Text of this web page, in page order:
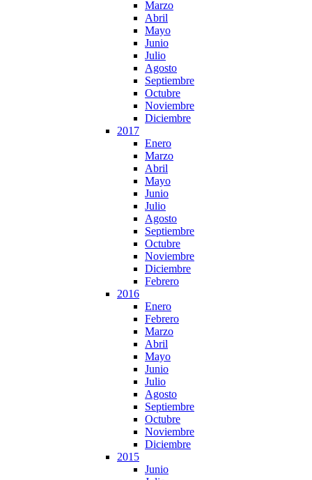
Marzo
Abril
Mayo
Junio
Julio
Agosto
Septiembre
Octubre
Noviembre
Diciembre
2017
Enero
Marzo
Abril
Mayo
Junio
Julio
Agosto
Septiembre
Octubre
Noviembre
Diciembre
Febrero
2016
Enero
Febrero
Marzo
Abril
Mayo
Junio
Julio
Agosto
Septiembre
Octubre
Noviembre
Diciembre
2015
Junio